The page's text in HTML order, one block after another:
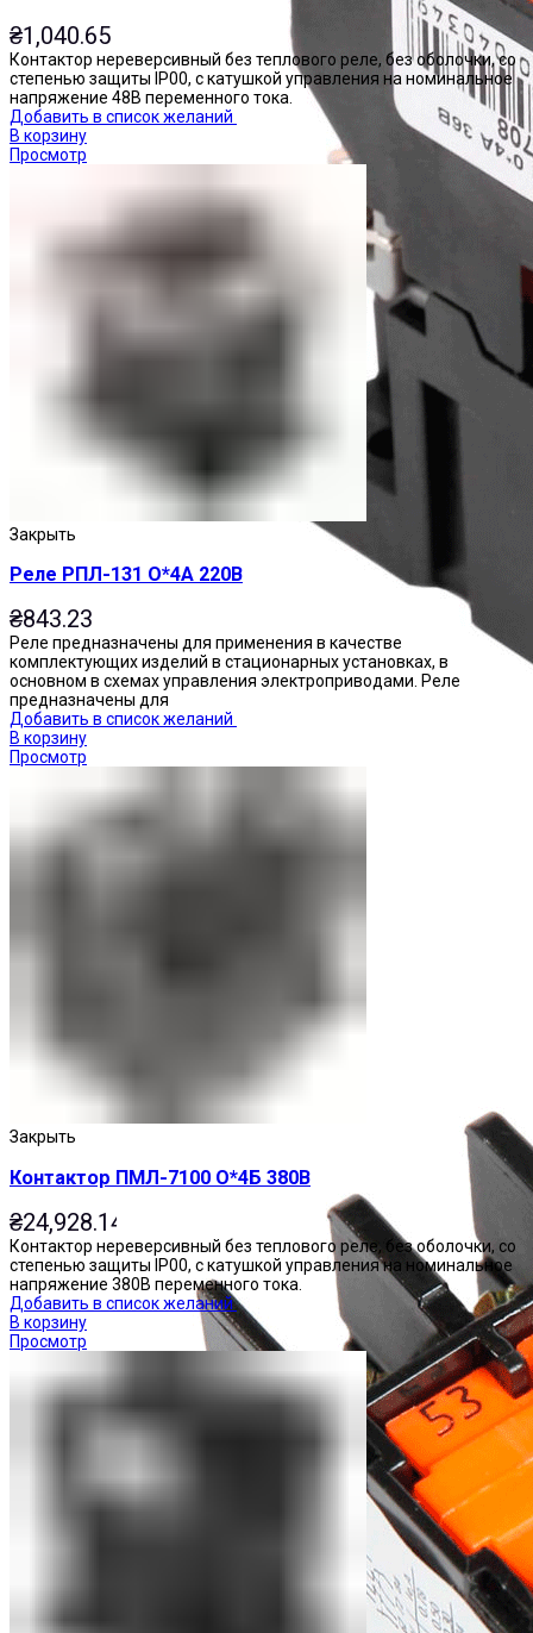
₴1,040.65
Контактор нереверсивный без теплового реле, без оболочки, со
степенью защиты IP00, с катушкой управления на номинальное
напряжение 48В переменного тока.
Добавить в список желаний
В корзину
Просмотр
Закрыть
Реле РПЛ-131 О*4А 220В
₴843.23
Реле предназначены для применения в качестве
комплектующих изделий в стационарных установках, в
основном в схемах управления электроприводами. Реле
предназначены для
Добавить в список желаний
В корзину
Просмотр
Закрыть
Контактор ПМЛ-7100 О*4Б 380В
₴24,928.14
Контактор нереверсивный без теплового реле, без оболочки, со
степенью защиты IP00, с катушкой управления на номинальное
напряжение 380В переменного тока.
Добавить в список желаний
В корзину
Просмотр